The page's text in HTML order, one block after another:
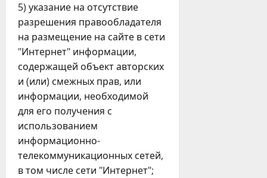
5) указание на отсутствие
разрешения правообладателя
на размещение на сайте в сети
"Интернет" информации,
содержащей объект авторских
и (или) смежных прав, или
информации, необходимой
для его получения с
использованием
информационно-
телекоммуникационных сетей,
в том числе сети "Интернет";